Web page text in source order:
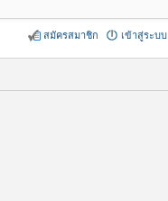
เข้าสู่ระบบ
สมัครสมาชิก